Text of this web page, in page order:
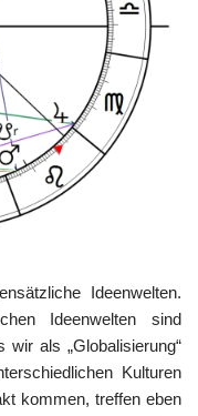
Ideenwelten.
Ideenwelten sind
wir als „Globalisierung“
Kulturen
kommen, treffen eben